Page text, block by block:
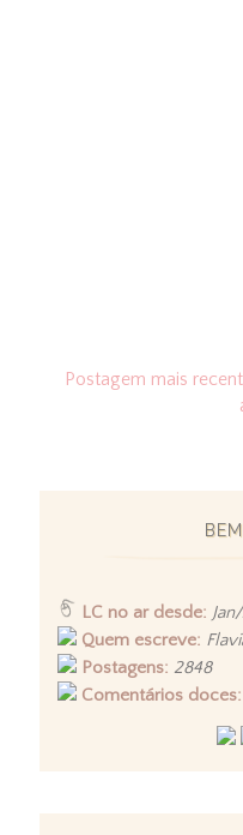
Postagem mais
LC no ar desde:
Quem escreve:
Postagens: 2848
Comentários doces: